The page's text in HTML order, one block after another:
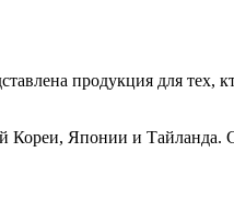
продукция для тех,
Японии и Тайланда.